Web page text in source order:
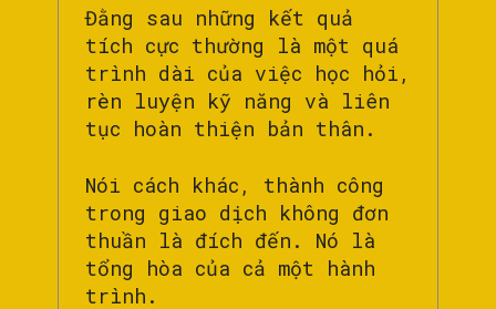
Đằng sau những kết quả
tích cực thường là một quá
trình dài của việc học hỏi,
rèn luyện kỹ năng và liên
tục hoàn thiện bản thân.
Nói cách khác, thành công
trong giao dịch không đơn
thuần là đích đến. Nó là
tổng hòa của cả một hành
trình.